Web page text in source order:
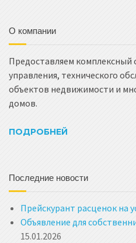
О компании
Предоставляем комплексный
управления, технического
объектов недвижимости и
домов.
ПОДРОБНЕЙ
Последние новости
Прейскурант расценок на
Объявление для
15.01.2026